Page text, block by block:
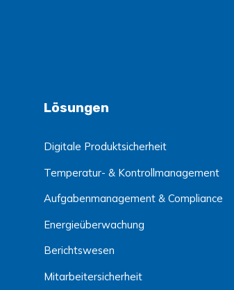
Lösungen
Digitale Produktsicherheit
Temperatur- & Kontrollmanagement
Aufgabenmanagement & Compliance
Energieüberwachung
Berichtswesen
Mitarbeitersicherheit